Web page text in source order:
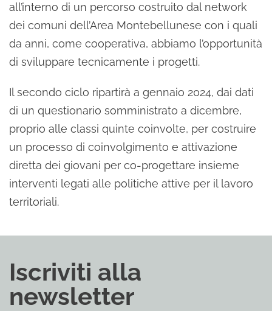
all’interno di un percorso costruito dal network
dei comuni dell’Area Montebellunese con i quali
da anni, come cooperativa, abbiamo l’opportunità
di sviluppare tecnicamente i progetti.
Il secondo ciclo ripartirà a gennaio 2024, dai dati
di un questionario somministrato a dicembre,
proprio alle classi quinte coinvolte, per costruire
un processo di coinvolgimento e attivazione
diretta dei giovani per co-progettare insieme
interventi legati alle politiche attive per il lavoro
territoriali.
Iscriviti alla
newsletter